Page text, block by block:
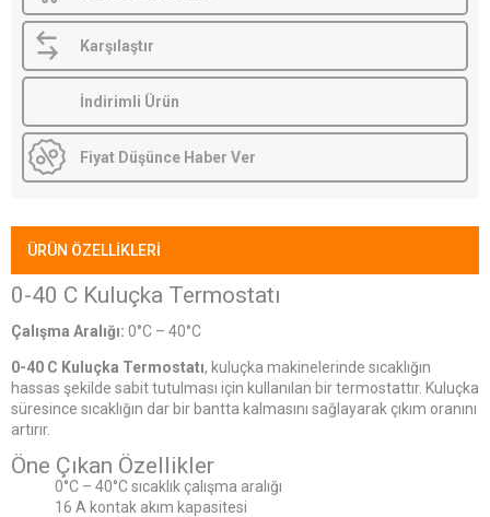
Karşılaştır
İndirimli Ürün
Fiyat Düşünce Haber Ver
ÜRÜN ÖZELLIKLERI
0-40 C Kuluçka Termostatı
Çalışma Aralığı: 0°C – 40°C
0-40 C Kuluçka Termostatı, kuluçka makinelerinde sıcaklığın
hassas şekilde sabit tutulması için kullanılan bir termostattır. Kuluçka
süresince sıcaklığın dar bir bantta kalmasını sağlayarak çıkım oranını
artırır.
Öne Çıkan Özellikler
0°C – 40°C sıcaklık çalışma aralığı
16 A kontak akım kapasitesi